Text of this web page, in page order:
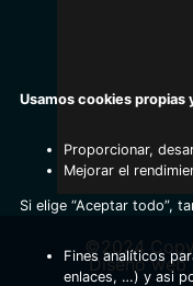
©2024
Diseño
Usamos cookies propias
Proporcionar,
Mejorar el
Si elige “Aceptar todo”,
Fines analíticos
enlaces, …) y asi